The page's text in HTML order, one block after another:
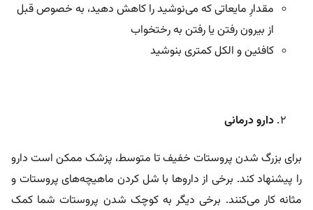
مقدارِ مایعاتی که می‌نوشید را کاهش دهید، به خصوص قبل
از بیرون رفتن یا رفتن به رختخواب
کافئین و الکل کمتری بنوشید
دارو درمانی
برای بزرگ شدن پروستات خفیف تا متوسط، پزشک ممکن است دارو
را پیشنهاد کند. برخی از داروها با شل کردن ماهیچه‌های پروستات و
مثانه کار می‌کنند. برخی دیگر به کوچک شدن پروستات شما کمک